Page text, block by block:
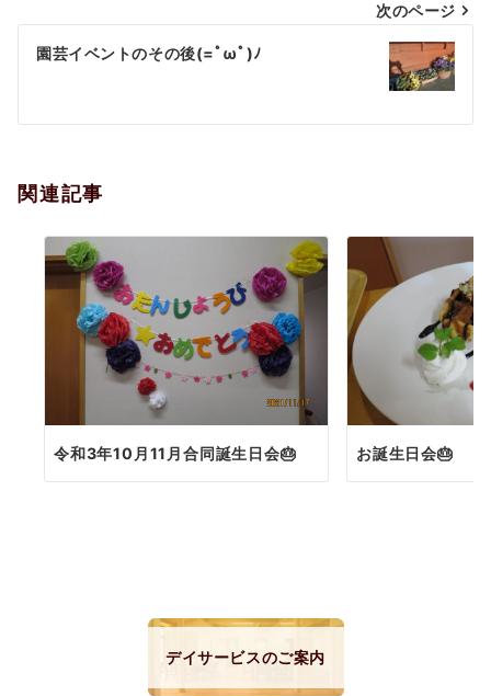
ビ
ゲ
シ
ン
次のページ
園芸イベントのその後(=ﾟωﾟ)ﾉ
関連記事
令和3年10月11月合同誕生日会🎂 お誕生日会🎂
デイサービスのご案内